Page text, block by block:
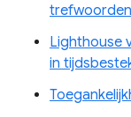
Lighthouse
in